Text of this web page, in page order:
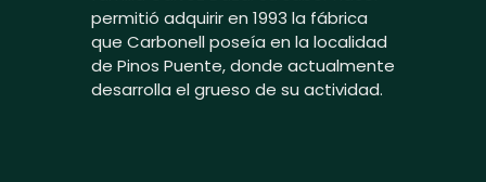
permitió adquirir en 1993 la fábrica
que Carbonell poseía en la localidad
de Pinos Puente, donde actualmente
desarrolla el grueso de su actividad.